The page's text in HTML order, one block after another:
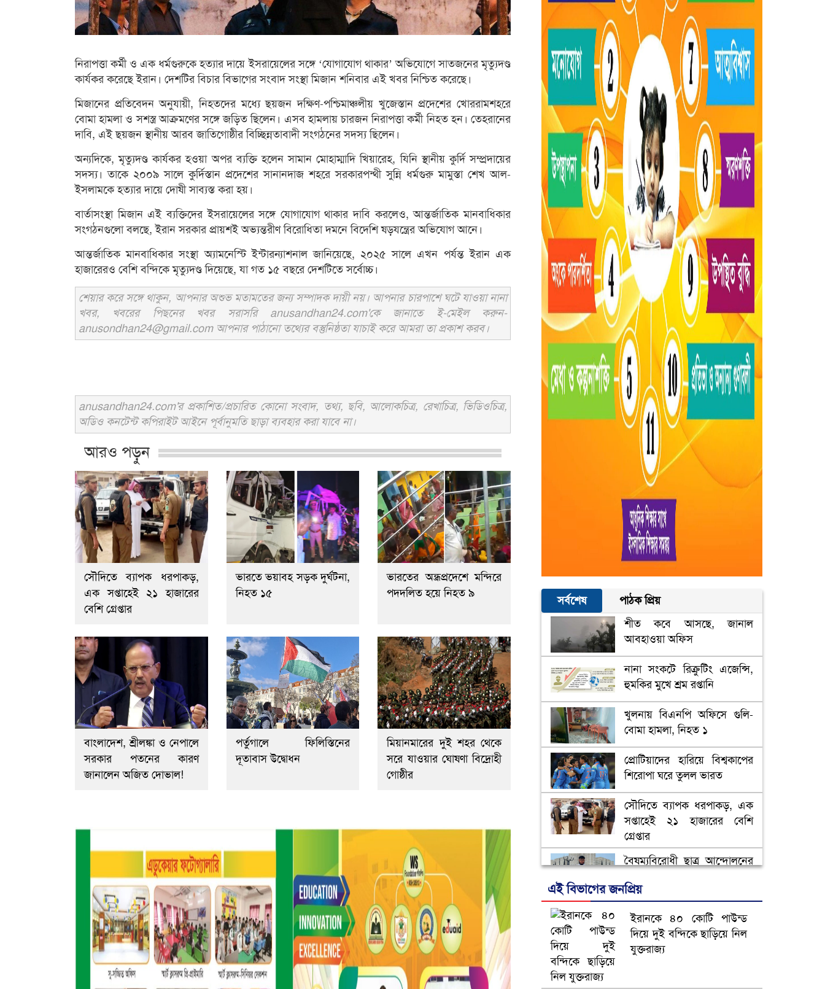
নিরাপত্তা কর্মী ও এক ধর্মগুরুকে হত্যার দায়ে ইসরায়েলের সঙ্গে ‘যোগাযোগ থাকার’ অভিযোগে সাতজনের মৃত্যুদণ্ড
কার্যকর করেছে ইরান। দেশটির বিচার বিভাগের সংবাদ সংস্থা মিজান শনিবার এই খবর নিশ্চিত করেছে।
মিজানের প্রতিবেদন অনুযায়ী, নিহতদের মধ্যে ছয়জন দক্ষিণ-পশ্চিমাঞ্চলীয় খুজেস্তান প্রদেশের খোররামশহরে
বোমা হামলা ও সশস্ত্র আক্রমণের সঙ্গে জড়িত ছিলেন। এসব হামলায় চারজন নিরাপত্তা কর্মী নিহত হন। তেহরানের
দাবি, এই ছয়জন স্থানীয় আরব জাতিগোষ্ঠীর বিচ্ছিন্নতাবাদী সংগঠনের সদস্য ছিলেন।
অন্যদিকে, মৃত্যুদণ্ড কার্যকর হওয়া অপর ব্যক্তি হলেন সামান মোহাম্মাদি খিয়ারেহ, যিনি স্থানীয় কুর্দি সম্প্রদায়ের
সদস্য। তাকে ২০০৯ সালে কুর্দিস্তান প্রদেশের সানানদাজ শহরে সরকারপন্থী সুন্নি ধর্মগুরু মামুস্তা শেখ আল-
ইসলামকে হত্যার দায়ে দোষী সাব্যস্ত করা হয়।
বার্তাসংস্থা মিজান এই ব্যক্তিদের ইসরায়েলের সঙ্গে যোগাযোগ থাকার দাবি করলেও, আন্তর্জাতিক মানবাধিকার
সংগঠনগুলো বলছে, ইরান সরকার প্রায়শই অভ্যন্তরীণ বিরোধিতা দমনে বিদেশি ষড়যন্ত্রের অভিযোগ আনে।
আন্তর্জাতিক মানবাধিকার সংস্থা অ্যামনেস্টি ইন্টারন্যাশনাল জানিয়েছে, ২০২৫ সালে এখন পর্যন্ত ইরান এক
হাজারেরও বেশি বন্দিকে মৃত্যুদণ্ড দিয়েছে, যা গত ১৫ বছরে দেশটিতে সর্বোচ্চ।
শেয়ার করে সঙ্গে থাকুন, আপনার অশুভ মতামতের জন্য সম্পাদক দায়ী নয়। আপনার চারপাশে ঘটে যাওয়া নানা
খবর, খবরের পিছনের খবর সরাসরি anusandhan24.com'কে জানাতে ই-মেইল করুন-
anusondhan24@gmail.com আপনার পাঠানো তথ্যের বস্তুনিষ্ঠতা যাচাই করে আমরা তা প্রকাশ করব।
anusandhan24.com'র প্রকাশিত/প্রচারিত কোনো সংবাদ, তথ্য, ছবি, আলোকচিত্র, রেখাচিত্র, ভিডিওচিত্র,
অডিও কনটেন্ট কপিরাইট আইনে পূর্বানুমতি ছাড়া ব্যবহার করা যাবে না।
আরও পড়ুন
সৌদিতে ব্যাপক ধরপাকড়,
এক সপ্তাহেই ২১ হাজারের
বেশি গ্রেপ্তার
ভারতে ভয়াবহ সড়ক দুর্ঘটনা,
নিহত ১৫
ভারতের অন্ধ্রপ্রদেশে মন্দিরে
পদদলিত হয়ে নিহত ৯
বাংলাদেশ, শ্রীলঙ্কা ও নেপালে
সরকার পতনের কারণ
জানালেন অজিত দোভাল!
পর্তুগালে ফিলিস্তিনের
দূতাবাস উদ্বোধন
মিয়ানমারের দুই শহর থেকে
সরে যাওয়ার ঘোষণা বিদ্রোহী
গোষ্ঠীর
সর্বশেষ
পাঠক প্রিয়
শীত কবে আসছে, জানাল
আবহাওয়া অফিস
নানা সংকটে রিক্রুটিং এজেন্সি,
হুমকির মুখে শ্রম রপ্তানি
খুলনায় বিএনপি অফিসে গুলি-
বোমা হামলা, নিহত ১
প্রোটিয়াদের হারিয়ে বিশ্বকাপের
শিরোপা ঘরে তুলল ভারত
সৌদিতে ব্যাপক ধরপাকড়, এক
সপ্তাহেই ২১ হাজারের বেশি
গ্রেপ্তার
বৈষম্যবিরোধী ছাত্র আন্দোলনের
ভিউ বাড়াতে রাম দা হাতে
ফেসবুকে ভিডিও পোস্ট শিক্ষকের
আ.লীগ ও জাপার ৯ নেতা
এই বিভাগের জনপ্রিয়
ইরানকে ৪০ কোটি পাউন্ড
দিয়ে দুই বন্দিকে ছাড়িয়ে নিল
যুক্তরাজ্য